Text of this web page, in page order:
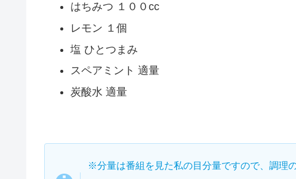
はちみつ １００cc
レモン １個
塩 ひとつまみ
スペアミント 適量
炭酸水 適量
※分量は番組を見た私の目分量ですので、調理